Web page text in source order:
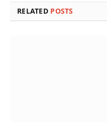
RELATED POSTS